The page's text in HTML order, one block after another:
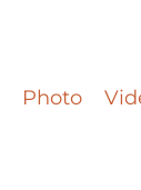
Photo